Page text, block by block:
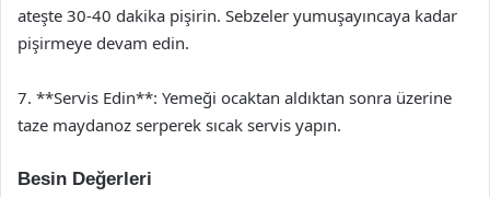
ateşte 30-40 dakika pişirin. Sebzeler yumuşayıncaya kadar
pişirmeye devam edin.
7. **Servis Edin**: Yemeği ocaktan aldıktan sonra üzerine
taze maydanoz serperek sıcak servis yapın.
Besin Değerleri